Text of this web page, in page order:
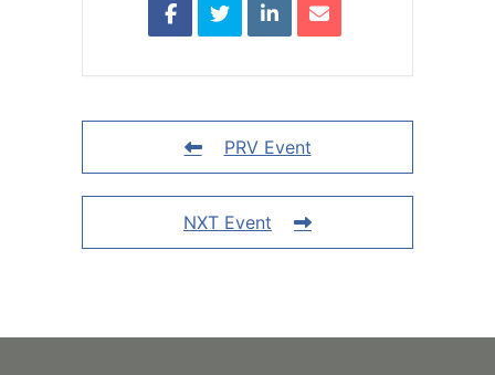
PRV Event
NXT Event